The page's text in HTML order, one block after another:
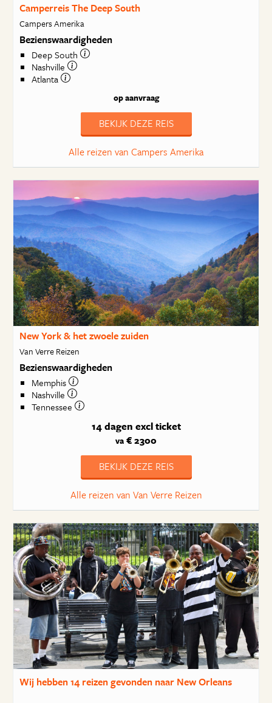
Camperreis The Deep South
Campers Amerika
Bezienswaardigheden
Deep South
Nashville
Atlanta
op aanvraag
BEKIJK DEZE REIS
Alle reizen van Campers Amerika
New York & het zwoele zuiden
Van Verre Reizen
Bezienswaardigheden
Memphis
Nashville
Tennessee
14 dagen excl ticket
va € 2300
BEKIJK DEZE REIS
Alle reizen van Van Verre Reizen
Wij hebben14 reizengevonden naar New Orleans